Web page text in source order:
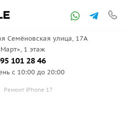
Семёновская улица, 17А
1 этаж
101 28 46
с 10:00 до 20:00
Ремонт iPhone 17